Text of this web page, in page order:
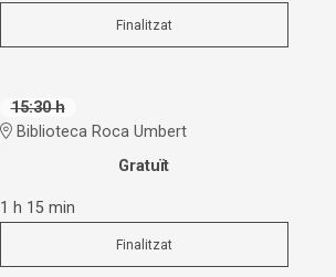
Finalitzat
15:30 h
Biblioteca Roca Umbert
Gratuït
1 h 15 min
Finalitzat